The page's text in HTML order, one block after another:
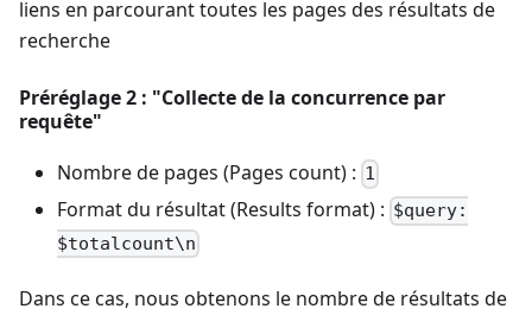
liens en parcourant toutes les pages des résultats de
recherche
Préréglage 2 : "Collecte de la concurrence par
requête"
Nombre de pages (Pages count) : 1
Format du résultat (Results format) : $query:
$totalcount\n
Dans ce cas, nous obtenons le nombre de résultats de